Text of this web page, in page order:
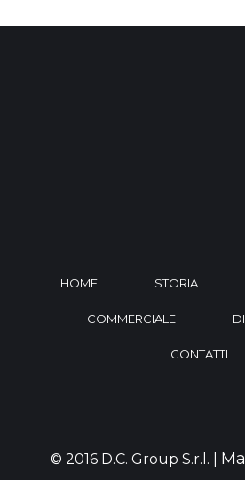
HOME STORIA
COMMERCIALE
CONTATTI
© 2016 D.C. Group S.r.l. |